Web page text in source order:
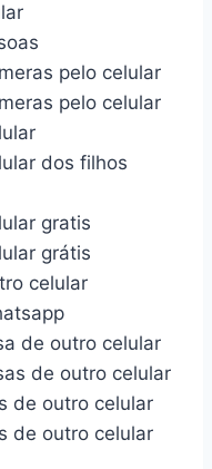
pelo celular
pelo celular
dos filhos
gratis
grátis
celular
de outro celular
de outro celular
de outro celular
de outro celular